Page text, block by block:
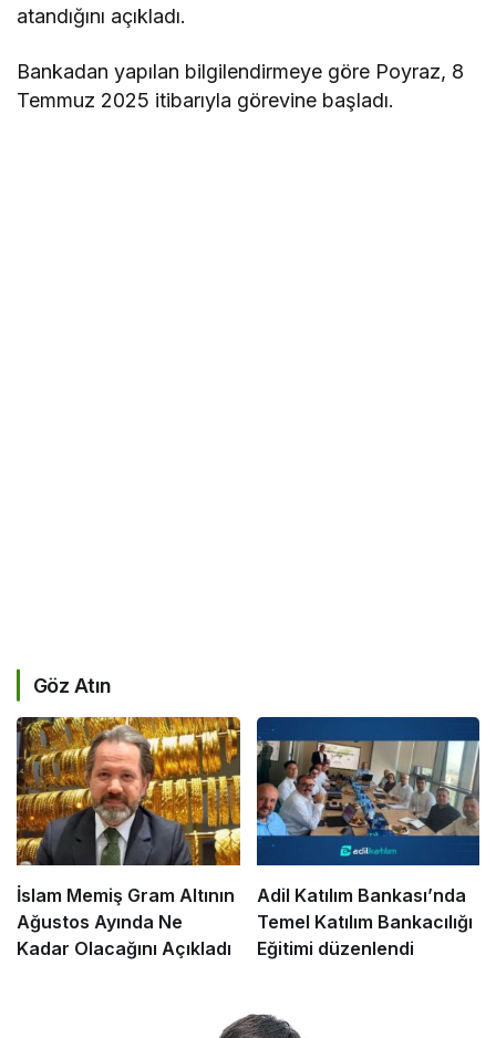
atandığını açıkladı.
Bankadan yapılan bilgilendirmeye göre Poyraz, 8
Temmuz 2025 itibarıyla görevine başladı.
Göz Atın
İslam Memiş Gram Altının
Ağustos Ayında Ne
Kadar Olacağını Açıkladı
Adil Katılım Bankası’nda
Temel Katılım Bankacılığı
Eğitimi düzenlendi